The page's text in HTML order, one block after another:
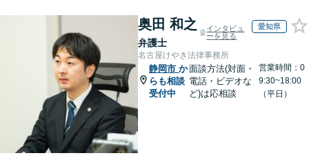
奥田 和之
弁護士
インタビュ
ーを見る
愛知県
名古屋けやき法律事務所
静岡市 か
らも相談
受付中
面談方法(対面・
電話・ビデオな
ど)は応相談
営業時間：0
9:30~18:00
（平日）